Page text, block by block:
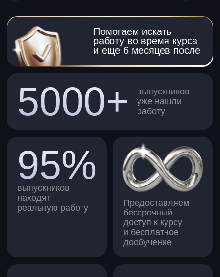
доступ к нашей платформе —
и тут же можете начать осваивать
материал. Занятия и домашки
открываются два раза в неделю,
а еще регулярно проходят прямые
эфиры с экспертами. Всё это —
чтобы вы полноценно изучили
новую сферу и нашли надежную
работу.
Преподаватели
Руководил продуктовым маркетингом
агентстве wewannamarketing.
Особый талант Димы — воспринимать